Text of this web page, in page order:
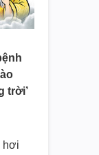
trời’
hơi